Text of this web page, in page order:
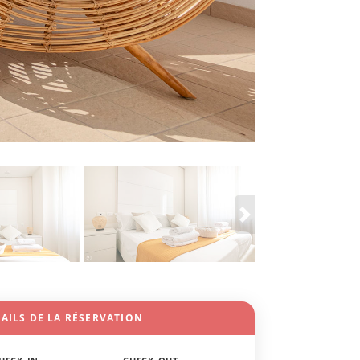
DE LA RÉSERVATION